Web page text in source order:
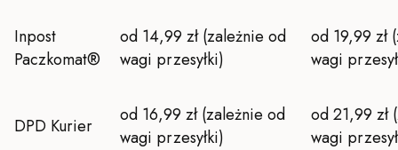
Inpost
Paczkomat®
od 14,99 zł (zależnie od
wagi przesyłki)
od 19,99 zł
wagi
DPD Kurier
od 16,99 zł (zależnie od
wagi przesyłki)
od 21,99 zł
wagi